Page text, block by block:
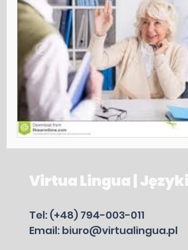
Virtua Lingua |
Tel: (+48) 794-003-011
Email: biuro@virtualingua.pl